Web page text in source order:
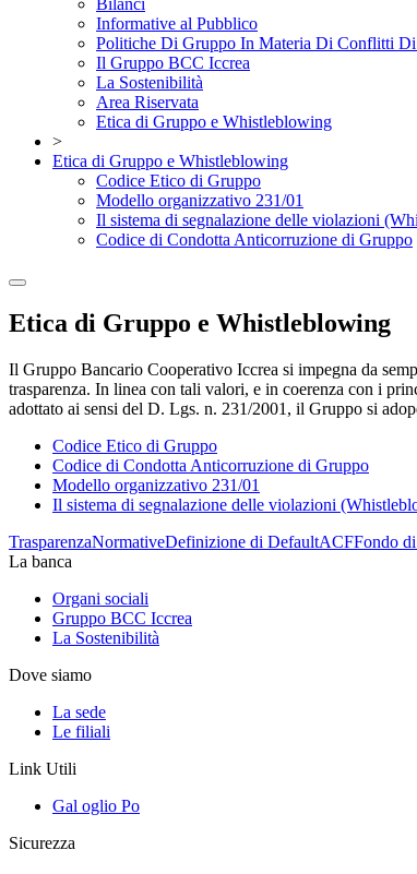
Bilanci
Informative al Pubblico
Politiche Di Gruppo In Materia Di Conflitti Di
Il Gruppo BCC Iccrea
La Sostenibilità
Area Riservata
Etica di Gruppo e Whistleblowing
>
Etica di Gruppo e Whistleblowing
Codice Etico di Gruppo
Modello organizzativo 231/01
Il sistema di segnalazione delle violazioni
Codice di Condotta Anticorruzione di Gruppo
Etica di Gruppo e Whistleblowing
Il Gruppo Bancario Cooperativo Iccrea si impegna da
trasparenza. In linea con tali valori, e in coerenza con i
adottato ai sensi del D. Lgs. n. 231/2001, il Gruppo si
Codice Etico di Gruppo
Codice di Condotta Anticorruzione di Gruppo
Modello organizzativo 231/01
Il sistema di segnalazione delle violazioni
TrasparenzaNormativeDefinizione di DefaultACFFondo
La banca
Organi sociali
Gruppo BCC Iccrea
La Sostenibilità
Dove siamo
La sede
Le filiali
Link Utili
Gal oglio Po
Sicurezza